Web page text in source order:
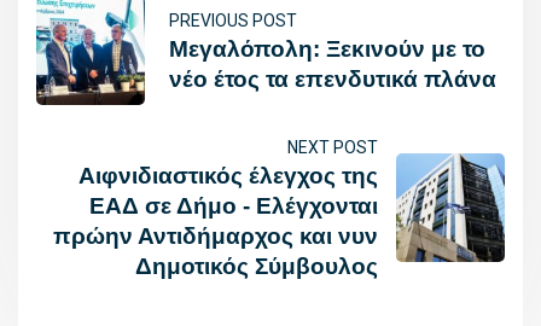
PREVIOUS POST
Μεγαλόπολη: Ξεκινούν με το
νέο έτος τα επενδυτικά πλάνα
NEXT POST
Αιφνιδιαστικός έλεγχος της
ΕΑΔ σε Δήμο - Ελέγχονται
πρώην Αντιδήμαρχος και νυν
Δημοτικός Σύμβουλος